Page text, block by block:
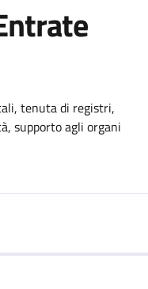
tenuta di registri,
supporto agli organi